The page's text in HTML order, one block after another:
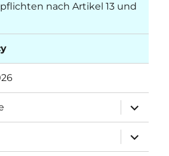
nach Artikel 13 und
öffnen
öffnen